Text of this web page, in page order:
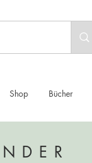
Shop Bücher